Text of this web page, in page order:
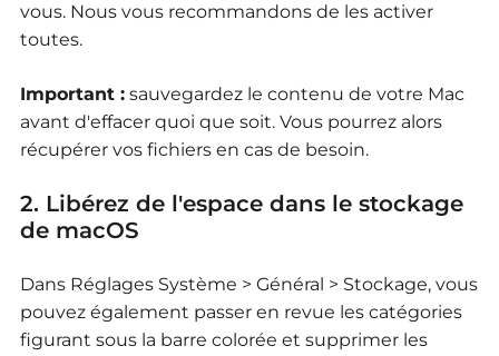
vous. Nous vous recommandons de les activer
toutes.
Important : sauvegardez le contenu de votre Mac
avant d'effacer quoi que soit. Vous pourrez alors
récupérer vos fichiers en cas de besoin.
2. Libérez de l'espace dans le stockage
de macOS
Dans Réglages Système > Général > Stockage, vous
pouvez également passer en revue les catégories
figurant sous la barre colorée et supprimer les